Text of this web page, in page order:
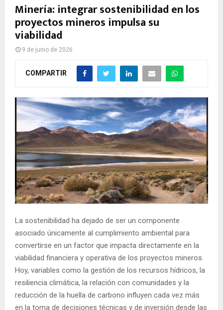
Minería: integrar sostenibilidad en los
proyectos mineros impulsa su
viabilidad
9 de junio de 2026
COMPARTIR
La sostenibilidad ha dejado de ser un componente
asociado únicamente al cumplimiento ambiental para
convertirse en un factor que impacta directamente en la
viabilidad financiera y operativa de los proyectos mineros.
Hoy, variables como la gestión de los recursos hídricos, la
resiliencia climática, la relación con comunidades y la
reducción de la huella de carbono influyen cada vez más
en la toma de decisiones técnicas y de inversión desde las